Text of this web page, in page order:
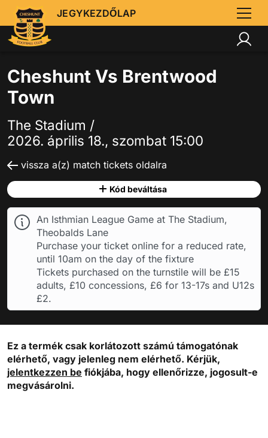
JEGYKEZDŐLAP
Cheshunt Vs Brentwood
Town
The Stadium /
2026. április 18., szombat 15:00
vissza a(z) match tickets oldalra
Kód beváltása
An Isthmian League Game at The Stadium,
Theobalds Lane
Purchase your ticket online for a reduced rate,
until 10am on the day of the fixture
Tickets purchased on the turnstile will be £15
adults, £10 concessions, £6 for 13-17s and U12s
£2.
Ez a termék csak korlátozott számú támogatónak
elérhető, vagy jelenleg nem elérhető. Kérjük,
jelentkezzen be fiókjába, hogy ellenőrizze, jogosult-e
megvásárolni.